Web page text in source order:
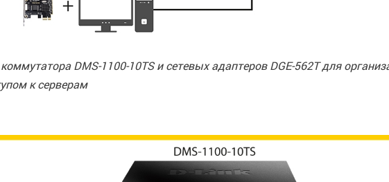
DMS-1100-10TS и сетевых адаптеров DGE-562T для
к серверам